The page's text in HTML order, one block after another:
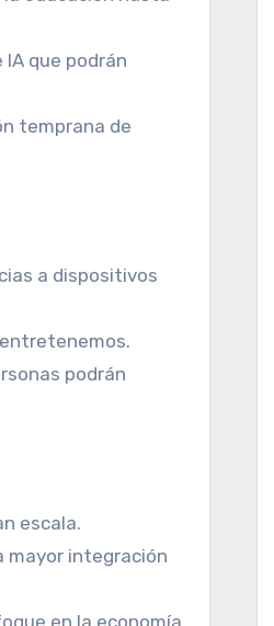
que podrán
temprana de
a dispositivos
podrán
escala.
mayor integración